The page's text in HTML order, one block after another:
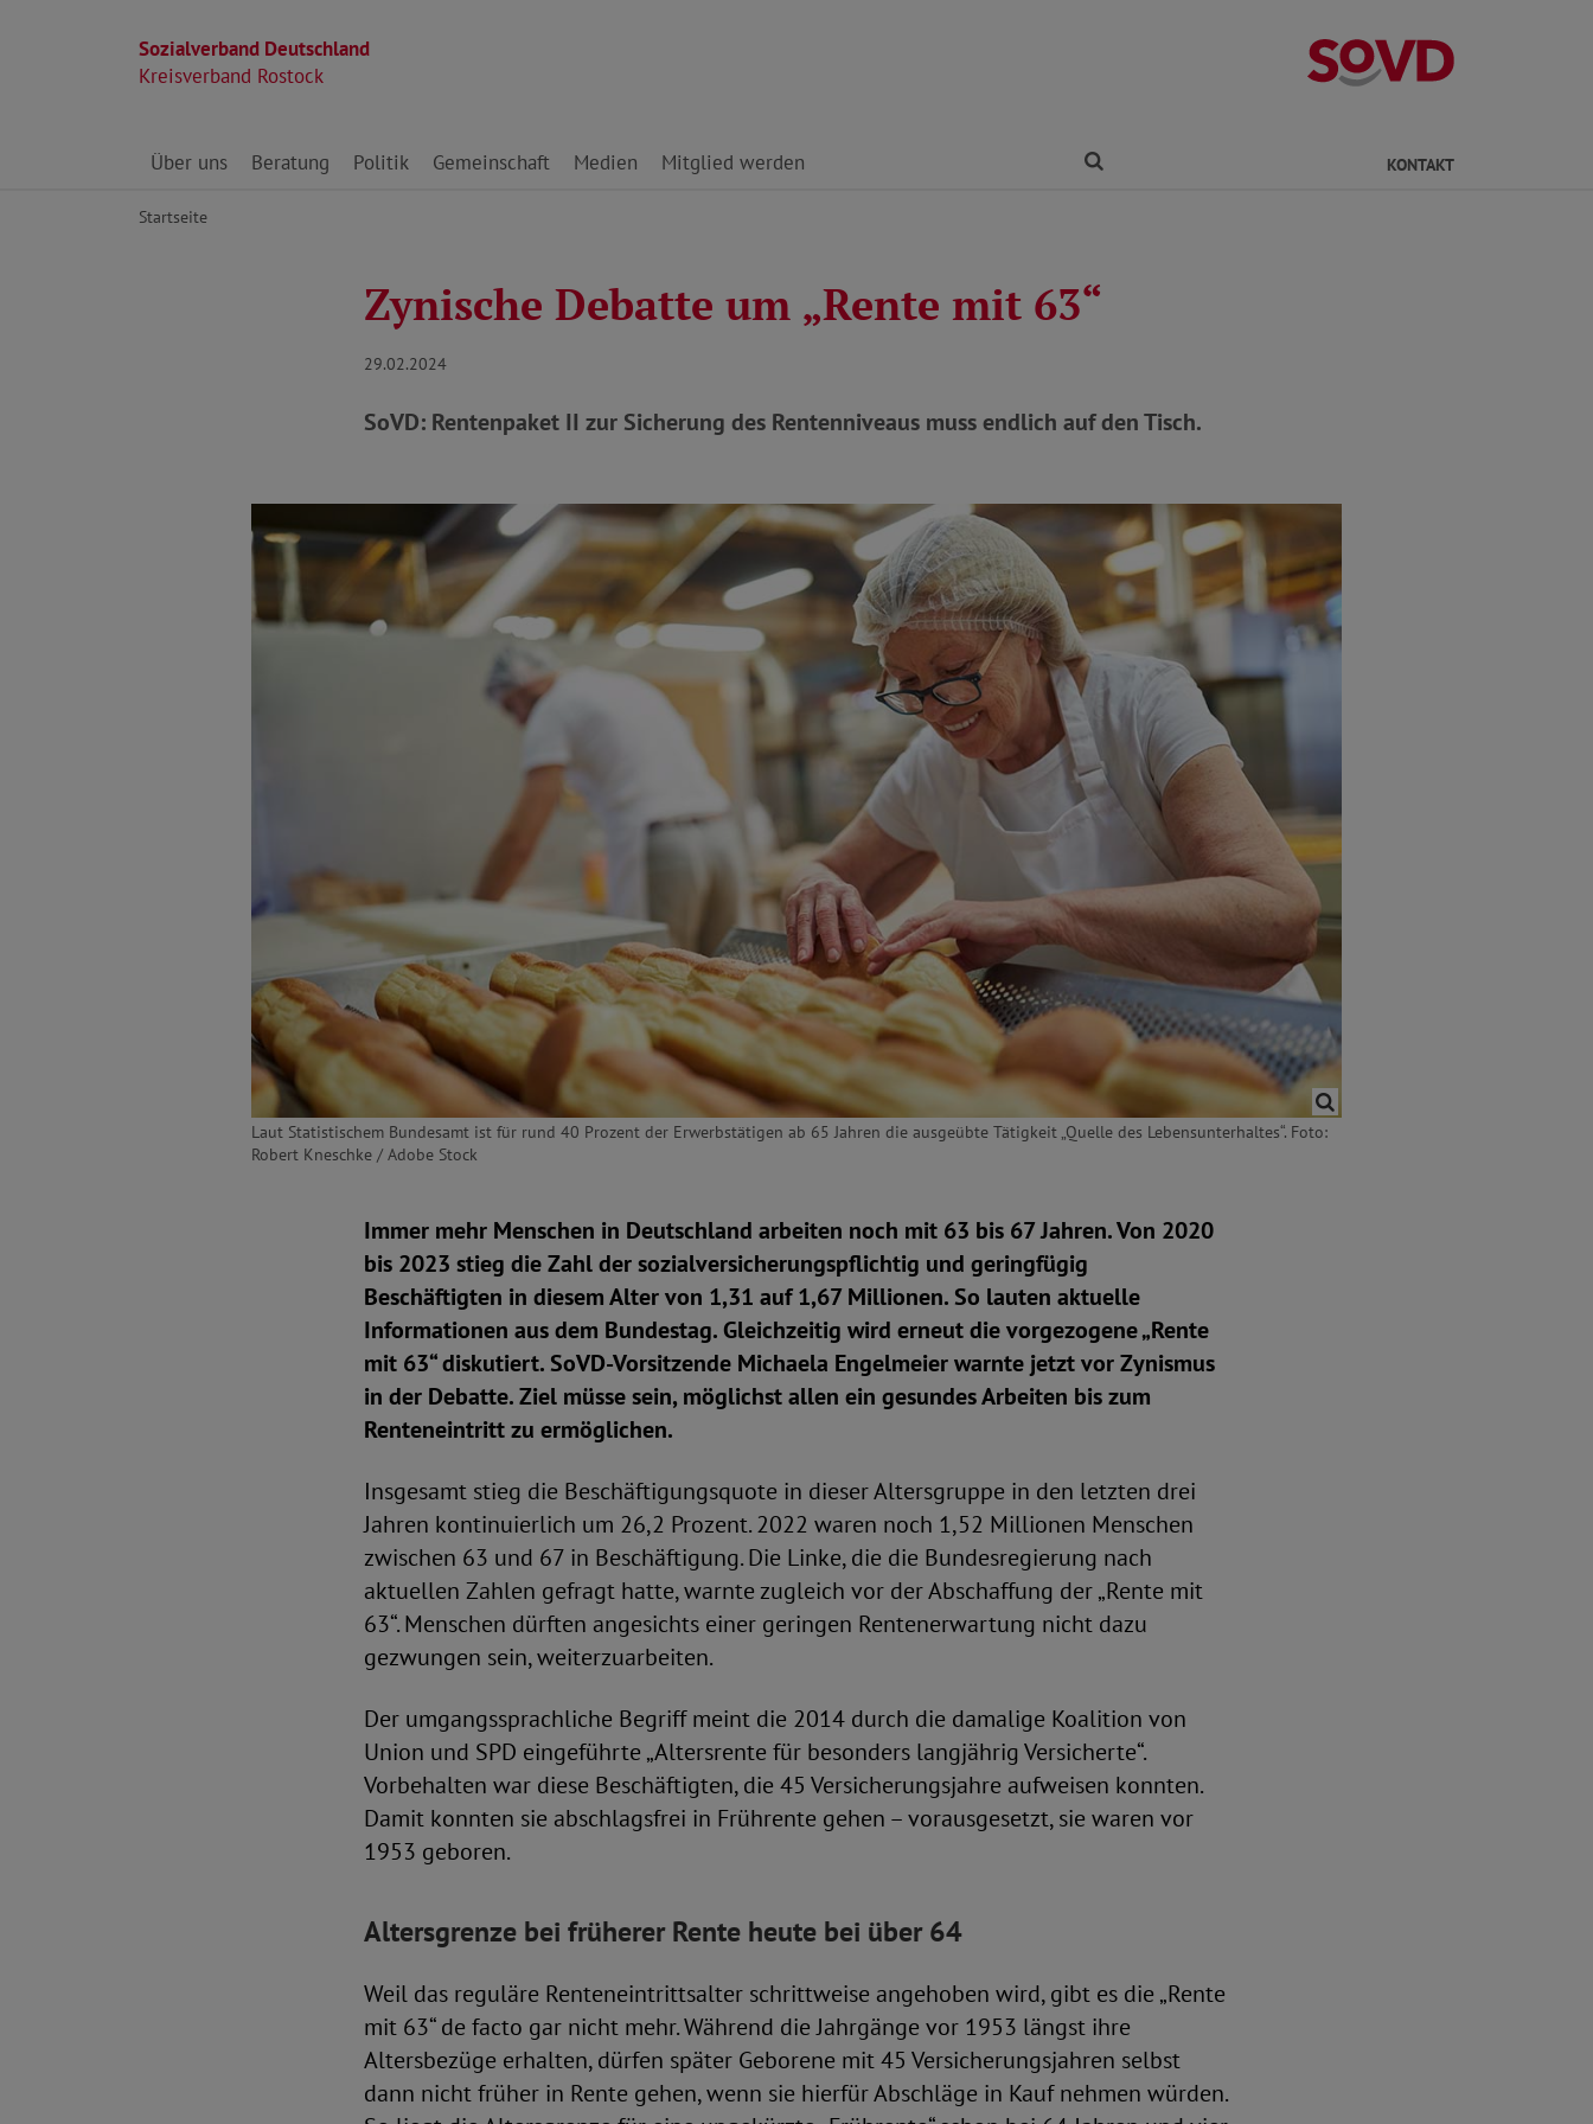
Sozialverband Deutschland
Kreisverband Rostock
Kreisverband
Direkt zu den Inhalten springen
Über uns Beratung Politik Gemeinschaft Medien Mitglied werden KONTAKT
Startseite
Zynische Debatte um „Rente mit 63“
29.02.2024
SoVD: Rentenpaket II zur Sicherung des Rentenniveaus muss endlich auf den Tisch.
Laut Statistischem Bundesamt ist für rund 40 Prozent der Erwerbstätigen ab 65 Jahren die ausgeübte Tätigkeit „Quelle des Lebensunterhaltes“. Foto:
Robert Kneschke / Adobe Stock
Immer mehr Menschen in Deutschland arbeiten noch mit 63 bis 67 Jahren. Von 2020
bis 2023 stieg die Zahl der sozialversicherungspflichtig und geringfügig
Beschäftigten in diesem Alter von 1,31 auf 1,67 Millionen. So lauten aktuelle
Informationen aus dem Bundestag. Gleichzeitig wird erneut die vorgezogene „Rente
mit 63“ diskutiert. SoVD-Vorsitzende Michaela Engelmeier warnte jetzt vor Zynismus
in der Debatte. Ziel müsse sein, möglichst allen ein gesundes Arbeiten bis zum
Renteneintritt zu ermöglichen.
Insgesamt stieg die Beschäftigungsquote in dieser Altersgruppe in den letzten drei
Jahren kontinuierlich um 26,2 Prozent. 2022 waren noch 1,52 Millionen Menschen
zwischen 63 und 67 in Beschäftigung. Die Linke, die die Bundesregierung nach
aktuellen Zahlen gefragt hatte, warnte zugleich vor der Abschaffung der „Rente mit
63“. Menschen dürften angesichts einer geringen Rentenerwartung nicht dazu
gezwungen sein, weiterzuarbeiten.
Der umgangssprachliche Begriff meint die 2014 durch die damalige Koalition von
Union und SPD eingeführte „Altersrente für besonders langjährig Versicherte“.
Vorbehalten war diese Beschäftigten, die 45 Versicherungsjahre aufweisen konnten.
Damit konnten sie abschlagsfrei in Frührente gehen – vorausgesetzt, sie waren vor
1953 geboren.
Altersgrenze bei früherer Rente heute bei über 64
Weil das reguläre Renteneintrittsalter schrittweise angehoben wird, gibt es die „Rente
mit 63“ de facto gar nicht mehr. Während die Jahrgänge vor 1953 längst ihre
Altersbezüge erhalten, dürfen später Geborene mit 45 Versicherungsjahren selbst
dann nicht früher in Rente gehen, wenn sie hierfür Abschläge in Kauf nehmen würden.